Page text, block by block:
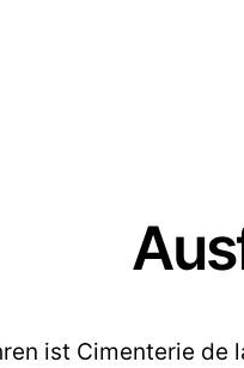
ist Cimenterie de